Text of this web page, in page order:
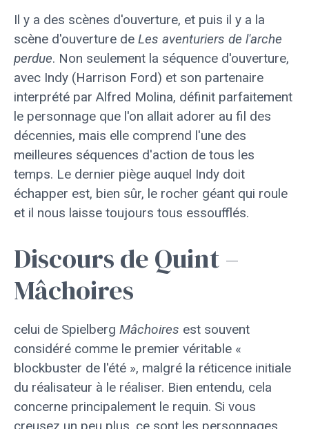
Il y a des scènes d'ouverture, et puis il y a la
scène d'ouverture de Les aventuriers de l'arche
perdue. Non seulement la séquence d'ouverture,
avec Indy (Harrison Ford) et son partenaire
interprété par Alfred Molina, définit parfaitement
le personnage que l'on allait adorer au fil des
décennies, mais elle comprend l'une des
meilleures séquences d'action de tous les
temps. Le dernier piège auquel Indy doit
échapper est, bien sûr, le rocher géant qui roule
et il nous laisse toujours tous essoufflés.
Discours de Quint –
Mâchoires
celui de Spielberg Mâchoires est souvent
considéré comme le premier véritable «
blockbuster de l'été », malgré la réticence initiale
du réalisateur à le réaliser. Bien entendu, cela
concerne principalement le requin. Si vous